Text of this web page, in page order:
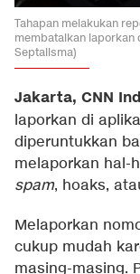
Tahapan melakukan
membatalkan laporkan
Septalisma)
Jakarta, CNN
laporkan di
diperuntukkan
melaporkan hal-
spam, hoaks,
Melaporkan
cukup mudah
masing-masing.